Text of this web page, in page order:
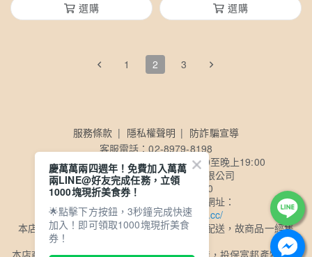
選購
選購
1 2 3
服務條款 隱私權聲明
防詐騙宣導
客服電話：02-8979-8198
客服時間：【週一至週五】早上10:00至晚上19:00
公司名稱：買多多國際股份有限公司
公司統一編號：50857140
公司電子發票查詢及載具歸戶網址：
https://consumer.ezreceipt.cc/
本店商品採用黑貓冷凍物流、超商冷凍物流配送，故商品一經售
本店商品委由ISO及HACCP認證食品工廠製造，投保富邦產物1億2
慶萬萬兩四週年！免費加入萬萬
兩LINE@好友完成任務，立領
1000塊現折美食券！
🌟點擊下方按鈕，3秒鐘完成快速
加入！即可領取1000塊現折美食
券！